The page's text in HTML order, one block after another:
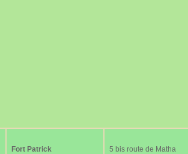
Fort Patrick 5 bis route de Matha